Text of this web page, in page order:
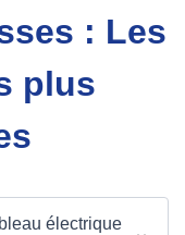
: Les
plus
électrique